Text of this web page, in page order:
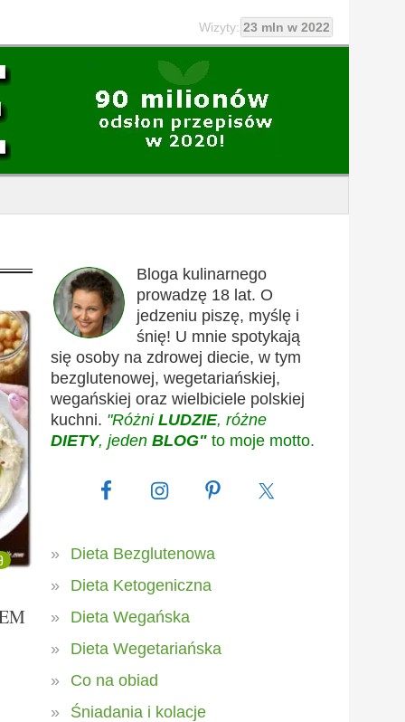
Wizyty: 23 mln w 2022
Bloga kulinarnego
prowadzę 18 lat. O
jedzeniu piszę, myślę i
śnię! U mnie spotykają
się osoby na zdrowej diecie, w tym
bezglutenowej, wegetariańskiej,
wegańskiej oraz wielbiciele polskiej
kuchni. "Różni LUDZIE, różne
DIETY, jeden BLOG" to moje motto.
Dieta Bezglutenowa
Dieta Ketogeniczna
Dieta Wegańska
Dieta Wegetariańska
Co na obiad
Śniadania i kolacje